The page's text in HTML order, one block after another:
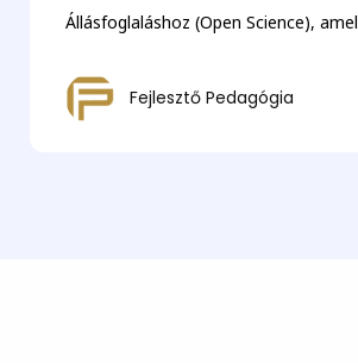
Állásfoglaláshoz (Open Science),
Fejlesztő Pedagógia